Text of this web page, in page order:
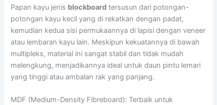
Papan kayu jenis blockboard tersusun dari potongan-
potongan kayu kecil yang di rekatkan dengan padat,
kemudian kedua sisi permukaannya di lapisi dengan veneer
atau lembaran kayu lain. Meskipun kekuatannya di bawah
multipleks, material ini sangat stabil dan tidak mudah
melengkung, menjadikannya ideal untuk daun pintu lemari
yang tinggi atau ambalan rak yang panjang.
MDF (Medium-Density Fibreboard): Terbaik untuk